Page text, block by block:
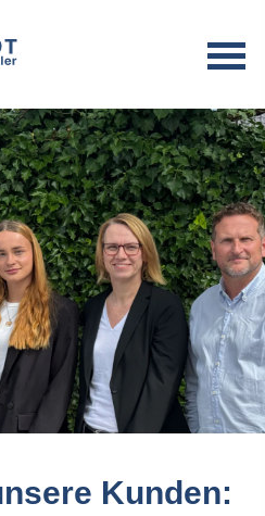
Kunden: